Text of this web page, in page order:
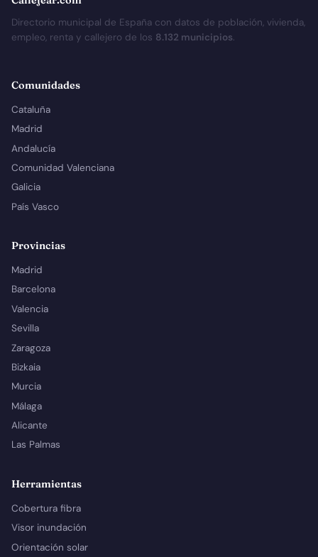
Directorio municipal de España con datos de población, vivienda,
empleo, renta y callejero de los 8.132 municipios.
Comunidades
Cataluña
Madrid
Andalucía
Comunidad Valenciana
Galicia
País Vasco
Provincias
Madrid
Barcelona
Valencia
Sevilla
Zaragoza
Bizkaia
Murcia
Málaga
Alicante
Las Palmas
Herramientas
Cobertura fibra
Visor inundación
Orientación solar